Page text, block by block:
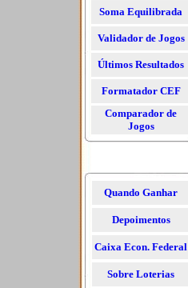
Soma Equilibrada
Validador de Jogos
Últimos Resultados
Formatador CEF
Comparador de
Jogos
Quando Ganhar
Depoimentos
Caixa Econ. Federal
Sobre Loterias